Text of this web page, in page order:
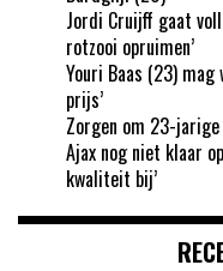
Jordi Cruijff gaat
rotzooi opruimen’
Youri Baas (23)
prijs’
Zorgen om 23-jarige
Ajax nog niet klaar
kwaliteit bij’